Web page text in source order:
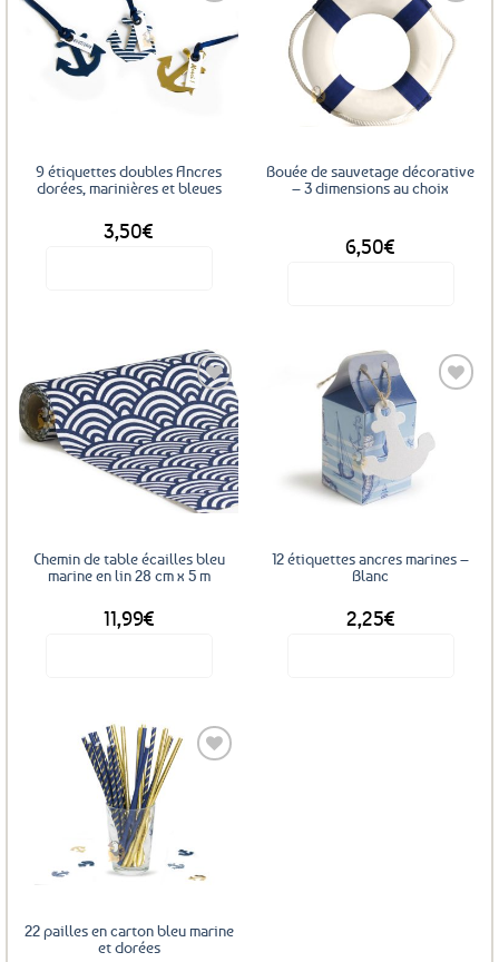
Ajouter
aux
favoris
9 étiquettes doubles Ancres
dorées, marinières et bleues
3,50€
Ajouter
aux
favoris
Bouée de sauvetage décorative
– 3 dimensions au choix
6,50€
plusieurs
variations.
peuvent
sur
Ajouter
aux
favoris
Chemin de table écailles bleu
marine en lin 28 cm x 5 m
11,99€
Ajouter
12 étiquettes ancres marines –
Blanc
2,25€
22 pailles en carton bleu marine
et dorées